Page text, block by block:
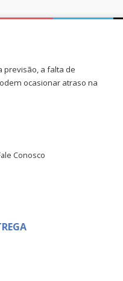
previsão, a falta de
ocasionar atraso na
Conosco